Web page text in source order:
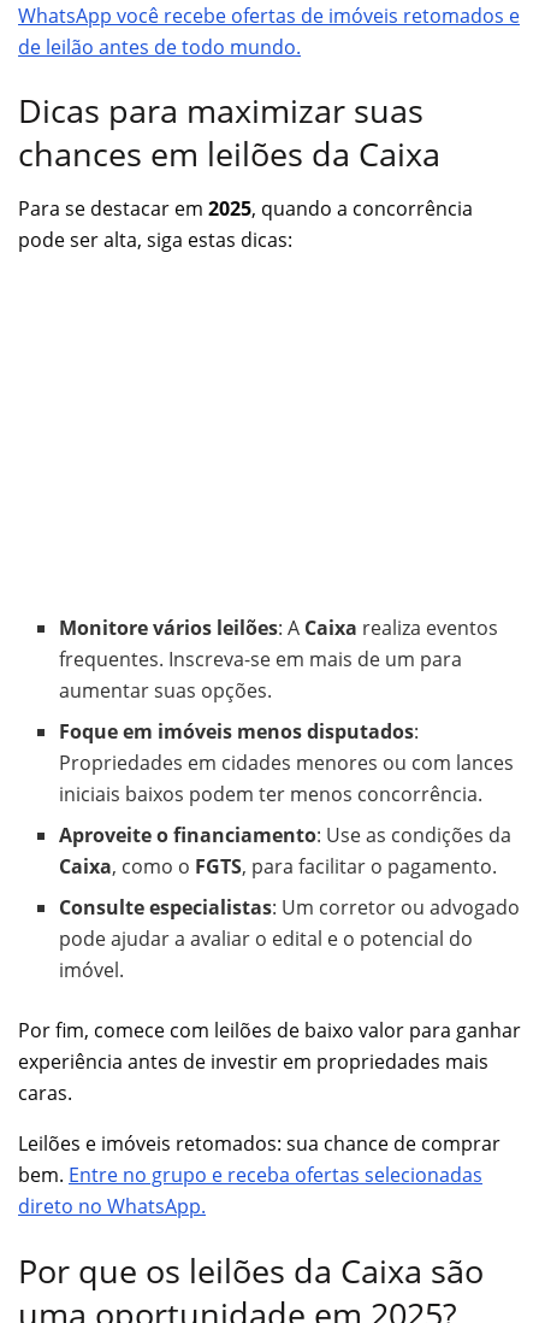
WhatsApp você recebe ofertas de imóveis retomados e
de leilão antes de todo mundo.
Dicas para maximizar suas
chances em leilões da Caixa
Para se destacar em 2025, quando a concorrência
pode ser alta, siga estas dicas:
Monitore vários leilões: A Caixa realiza eventos
frequentes. Inscreva-se em mais de um para
aumentar suas opções.
Foque em imóveis menos disputados:
Propriedades em cidades menores ou com lances
iniciais baixos podem ter menos concorrência.
Aproveite o financiamento: Use as condições da
Caixa, como o FGTS, para facilitar o pagamento.
Consulte especialistas: Um corretor ou advogado
pode ajudar a avaliar o edital e o potencial do
imóvel.
Por fim, comece com leilões de baixo valor para ganhar
experiência antes de investir em propriedades mais
caras.
Leilões e imóveis retomados: sua chance de comprar
bem. Entre no grupo e receba ofertas selecionadas
direto no WhatsApp.
Por que os leilões da Caixa são
uma oportunidade em 2025?